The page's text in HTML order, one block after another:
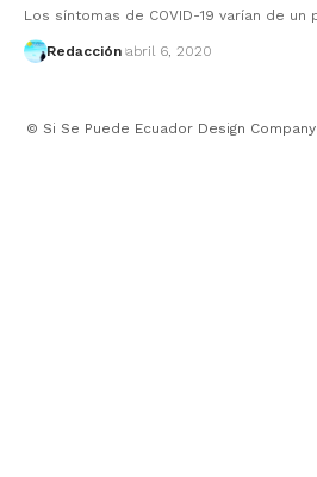
Los síntomas de COVID-19 varían de
Redacción abril 6, 2020
© Si Se Puede Ecuador Design